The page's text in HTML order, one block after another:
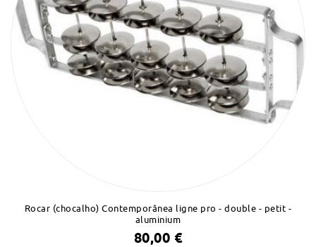
Rocar (chocalho) Contemporânea ligne pro - double - petit -
aluminium
80,00 €